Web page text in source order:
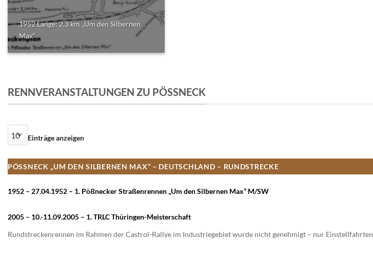
1952 Länge: 2,3 km „Um den Silbernen
Max“
RENNVERANSTALTUNGEN ZU PÖSSNECK
Einträge anzeigen
PÖSSNECK „UM DEN SILBERNEN MAX“ – DEUTSCHLAND – RUNDSTRECKE
1952 – 27.04.1952 – 1. Pößnecker Straßenrennen „Um den Silbernen Max“ M/SW
2005 – 10.-11.09.2005 – 1. TRLC Thüringen-Meisterschaft
Rundstreckenrennen im Rahmen der Castrol-Rallye im Industriegebiet wurde nicht genehmigt – nur Einstellfahrten